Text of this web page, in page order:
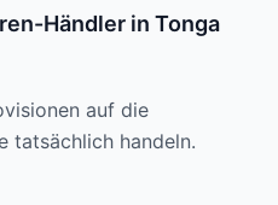
Händler in Tonga
auf die
tatsächlich handeln.